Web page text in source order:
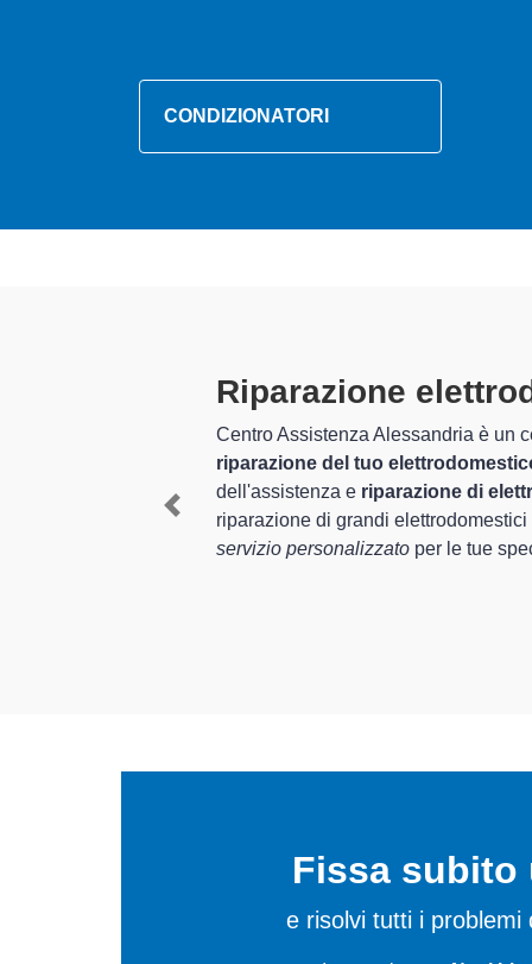
CONDIZIONATORI
per assistenza e
, è in grado di offrire un
Tecnici
preparati
I tecnici
provincia per quel
del corretto
In più,i tecnici
Previous
Fissa subito
e risolvi tutti i problemi